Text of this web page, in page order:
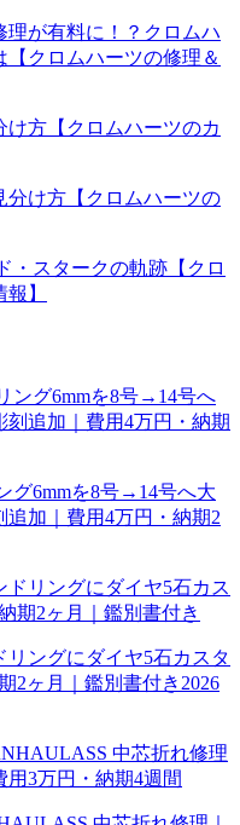
理が有料に！？クロムハ
クロムハーツの修理＆
方【クロムハーツのカ
分け方【クロムハーツの
・スタークの軌跡【クロ
】
グ6mmを8号→14号へ大
加｜費用4万円・納期2
ングにダイヤ5石カスタ
2ヶ月｜鑑別書付き 2026